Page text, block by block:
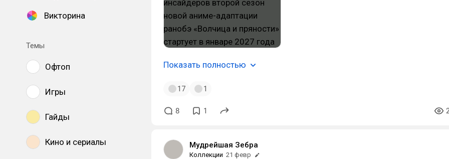
Викторина
Темы
Офтоп
Игры
Гайды
Кино и сериалы
Показать полностью
17 1
8 1
Мудрейшая Зебра
Коллекции 21 февр